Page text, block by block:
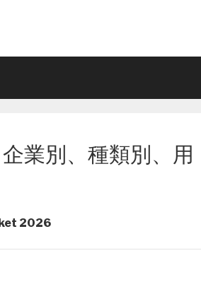
業別、種類別、用
2026